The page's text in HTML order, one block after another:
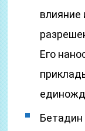
влияние
Его